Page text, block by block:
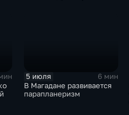
5 июля
6 мин
В Магадане развивается
парапланеризм